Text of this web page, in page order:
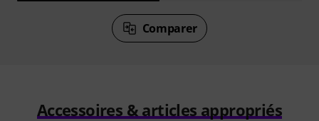
Comparer
Accessoires & articles appropriés